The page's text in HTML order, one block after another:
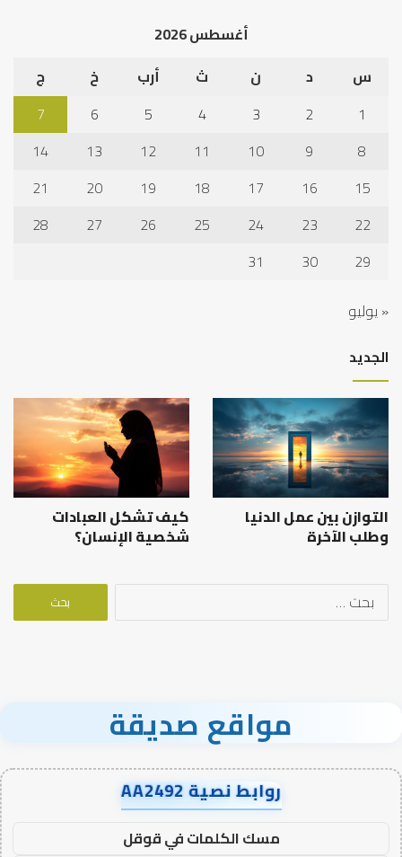
أغسطس 2026
س
د ن ث أرب خ
ج
1
2
3
4
5
6
7
8
9
10
11
12
13
14
15
16
17
18
19
20
21
22
23
24
25
26
27
28
29
30
31
« يوليو
الجديد
التوازن بين عمل الدنيا
وطلب الآخرة
كيف تشكل العبادات
شخصية الإنسان؟
البحث
مواقع صديقة
روابط نصية AA2492
مسك الكلمات في قوقل